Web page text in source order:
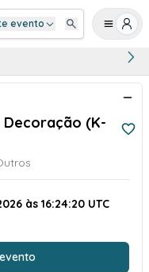
evento
Decoração (K-
às 16:24:20 UTC